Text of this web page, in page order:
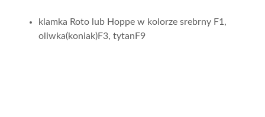
klamka Roto lub Hoppe w kolorze srebrny F1,
oliwka(koniak)F3, tytanF9